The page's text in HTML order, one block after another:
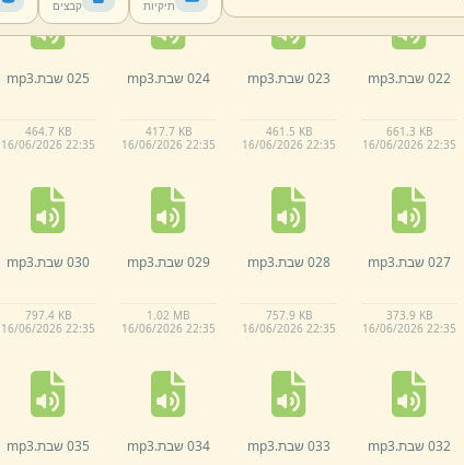
תיקיות קבצים
022 שבת. mp3
661.3 KB
16/06/2026 22:35
023 שבת. mp3
461.5 KB
16/06/2026 22:35
024 שבת. mp3
417.7 KB
16/06/2026 22:35
025 שבת. mp3
464.7 KB
16/06/2026 22:35
027 שבת. mp3
373.9 KB
16/06/2026 22:35
028 שבת. mp3
757.9 KB
16/06/2026 22:35
029 שבת. mp3
1.02 MB
16/06/2026 22:35
030 שבת. mp3
797.4 KB
16/06/2026 22:35
032 שבת. mp3 033 שבת. mp3 034 שבת. mp3 035 שבת. mp3